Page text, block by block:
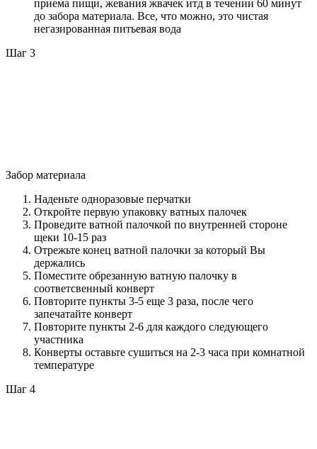
приема пищи, жевания жвачек итд в течении 60 минут
до забора материала. Все, что можно, это чистая
негазированная питьевая вода
Шаг 3
Забор материала
Наденьте одноразовые перчатки
Откройте первую упаковку ватных палочек
Проведите ватной палочкой по внутренней стороне
щеки 10-15 раз
Отрежьте конец ватной палочки за который Вы
держались
Поместите обрезанную ватную палочку в
соответсвенный конверт
Повторите пункты 3-5 еще 3 раза, после чего
запечатайте конверт
Повторите пункты 2-6 для каждого следующего
участника
Конверты оставьте сушиться на 2-3 часа при комнатной
температуре
Шаг 4